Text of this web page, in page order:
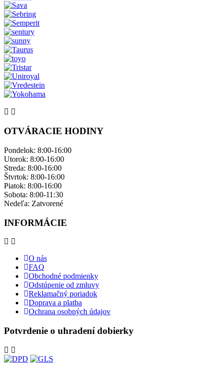
OTVÁRACIE HODINY
Pondelok: ​8:00-16:00
Utorok: 8:00-16:00
Streda: 8:00-16:00
Štvrtok: 8:00-16:00
Piatok: 8:00-16:00
Sobota: 8:00-11:30
Nedeľa: ​Zatvorené
INFORMÁCIE
O nás
FAQ
Obchodné podmienky
Odstúpenie od zmluvy
Reklamačný poriadok
Doprava a platba
Ochrana osobných údajov
Potvrdenie o uhradení dobierky